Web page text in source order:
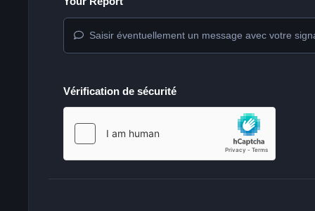
Saisir éventuellement un message avec votre
Vérification de sécurité